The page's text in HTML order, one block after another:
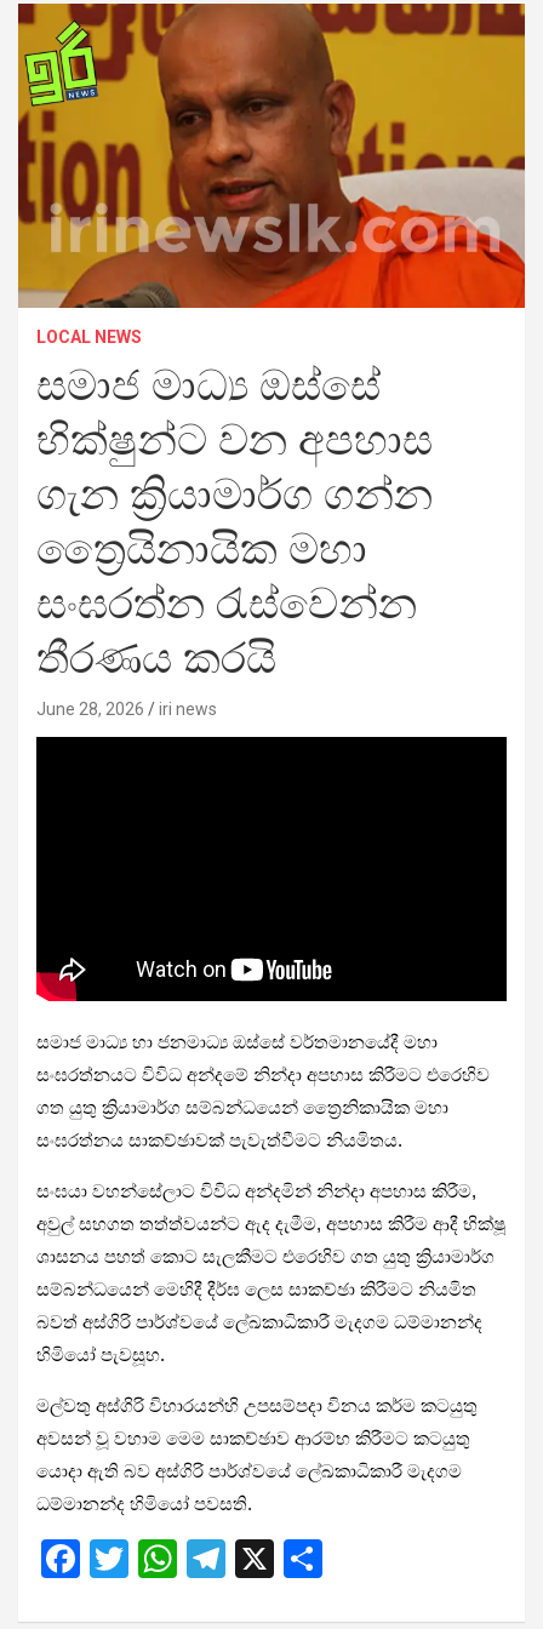
LOCAL NEWS
සමාජ මාධ්‍ය ඔස්සේ
භික්ෂුන්ට වන අපහාස
ගැන ක්‍රියාමාර්ග ගන්න
ත්‍රෛයිනායික මහා
සංඝරත්න රැස්වෙන්න
තීරණය කරයි
June 28, 2026 iri news
සමාජ මාධ්‍ය හා ජනමාධ්‍ය ඔස්සේ වර්තමානයේදී මහා
සංඝරත්නයට විවිධ අන්දමේ නින්දා අපහාස කිරීමට එරෙහිව
ගත යුතු ක්‍රියාමාර්ග සම්බන්ධයෙන් ත්‍රෛනිකායික මහා
සංඝරත්නය සාකච්ඡාවක් පැවැත්වීමට නියමිතය.
සංඝයා වහන්සේලාට විවිධ අන්දමින් නින්දා අපහාස කිරීම,
අවුල් සහගත තත්ත්වයන්ට ඇද දැමීම, අපහාස කිරීම ආදී භික්ෂූ
ශාසනය පහත් කොට සැලකීමට එරෙහිව ගත යුතු ක්‍රියාමාර්ග
සම්බන්ධයෙන් මෙහිදී දීර්ඝ ලෙස සාකච්ඡා කිරීමට නියමිත
බවත් අස්ගිරි පාර්ශ්වයේ ලේඛකාධිකාරී මැදගම ධම්මානන්ද
හිමියෝ පැවසූහ.
මල්වතු අස්ගිරි විහාරයන්හි උපසම්පදා විනය කර්ම කටයුතු
අවසන් වූ වහාම මෙම සාකච්ඡාව ආරම්භ කිරීමට කටයුතු
යොදා ඇති බව අස්ගිරි පාර්ශ්වයේ ලේඛකාධිකාරී මැදගම
ධම්මානන්ද හිමියෝ පවසති.
F
T
W T
X